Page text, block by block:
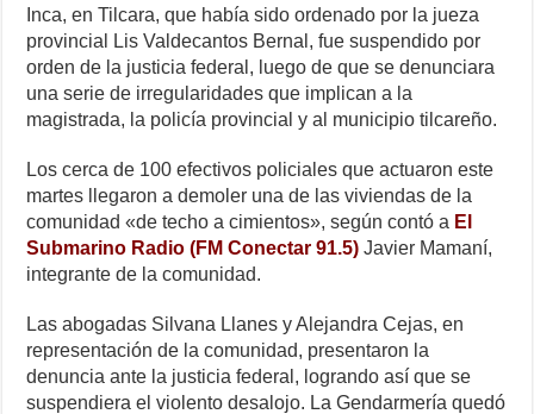
e
b
o
o
k
er s
A
p
p
e
n
g
er
e
st
gr
a
m
y
Li
n
k
e
Inca, en Tilcara, que había sido ordenado por la jueza
provincial Lis Valdecantos Bernal, fue suspendido por
orden de la justicia federal, luego de que se denunciara
una serie de irregularidades que implican a la
magistrada, la policía provincial y al municipio tilcareño.
Los cerca de 100 efectivos policiales que actuaron este
martes llegaron a demoler una de las viviendas de la
comunidad «de techo a cimientos», según contó a El
Submarino Radio (FM Conectar 91.5) Javier Mamaní,
integrante de la comunidad.
Las abogadas Silvana Llanes y Alejandra Cejas, en
representación de la comunidad, presentaron la
denuncia ante la justicia federal, logrando así que se
suspendiera el violento desalojo. La Gendarmería quedó